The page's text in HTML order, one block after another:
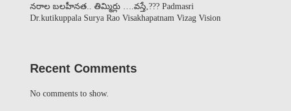
నరాల బలహీనత.. తిమ్మిర్లు ….వస్తే,??? Padmasri
Dr.kutikuppala Surya Rao Visakhapatnam Vizag Vision
Recent Comments
No comments to show.